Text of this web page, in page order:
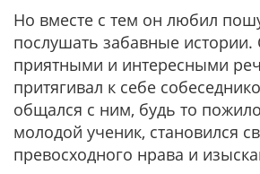
Но вместе с тем он любил
послушать забавные
приятными и интересными
притягивал к себе
общался с ним, будь то
молодой ученик, становился
превосходного нрава и